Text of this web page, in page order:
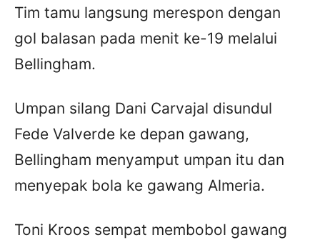
Tim tamu langsung merespon dengan
gol balasan pada menit ke-19 melalui
Bellingham.
Umpan silang Dani Carvajal disundul
Fede Valverde ke depan gawang,
Bellingham menyamput umpan itu dan
menyepak bola ke gawang Almeria.
Toni Kroos sempat membobol gawang